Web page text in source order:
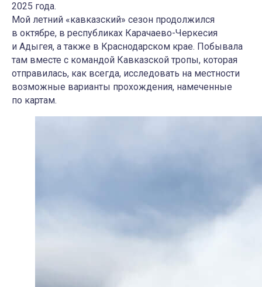
2025 года.
Мой летний «кавказский» сезон продолжился
в октябре, в республиках Карачаево-Черкесия
и Адыгея, а также в Краснодарском крае. Побывала
там вместе с командой Кавказской тропы, которая
отправилась, как всегда, исследовать на местности
возможные варианты прохождения, намеченные
по картам.